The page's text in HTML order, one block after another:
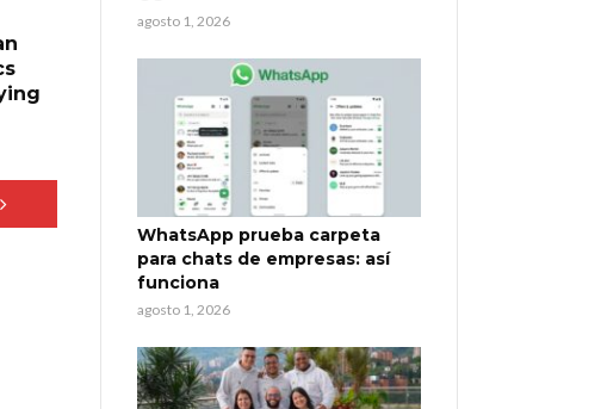
agosto 1, 2026
WhatsApp prueba carpeta
para chats de empresas: así
funciona
agosto 1, 2026